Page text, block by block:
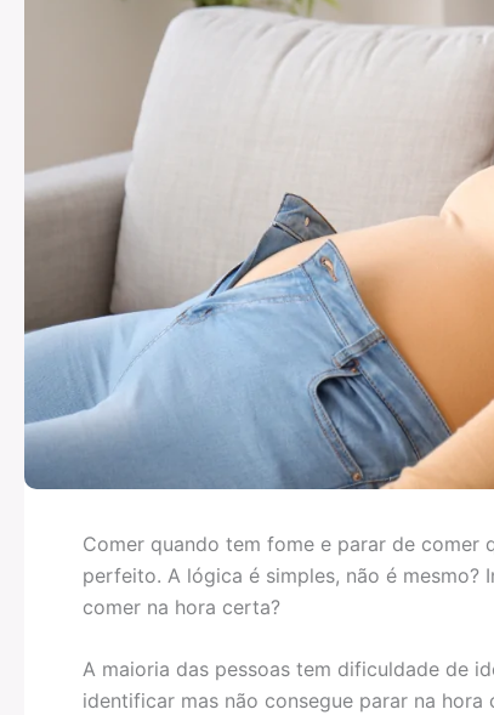
Comer quando tem fome e parar de comer
perfeito. A lógica é simples, não é mesmo?
comer na hora certa?
A maioria das pessoas tem dificuldade de
identificar mas não consegue parar na